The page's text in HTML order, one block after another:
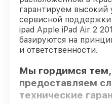
гарантируем высокий
сервисной
ipad Apple iPad Air 2
базируются на
и ответственности.
Мы гордимся
предоставляем
технические